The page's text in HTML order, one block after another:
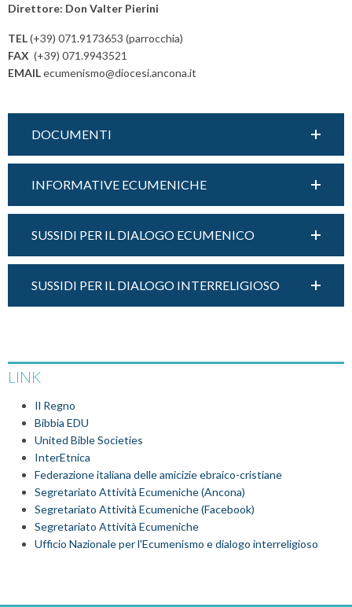
Direttore: Don Valter Pierini
TEL(+39) 071.9173653 (parrocchia)
FAX (+39) 071.9943521
EMAILecumenismo@diocesi.ancona.it
DOCUMENTI
INFORMATIVE ECUMENICHE
SUSSIDI PER IL DIALOGO ECUMENICO
SUSSIDI PER IL DIALOGO INTERRELIGIOSO
LINK
Il Regno
Bibbia EDU
United Bible Societies
InterEtnica
Federazione italiana delle amicizie ebraico-cristiane
Segretariato Attività Ecumeniche (Ancona)
Segretariato Attività Ecumeniche (Facebook)
Segretariato Attività Ecumeniche
Ufficio Nazionale per l'Ecumenismo e dialogo interreligioso